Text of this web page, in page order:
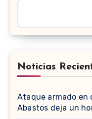
Noticias
Ataque armado en
Abastos deja un